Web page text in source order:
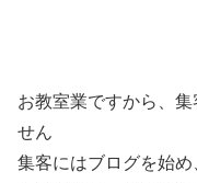
お教室業ですから、
せん
集客にはブログを始